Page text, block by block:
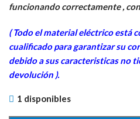
era:
es:
funcionando correctamente ,
( Todo el material eléctrico está
cualificado para garantizar su
debido a sus caracteristicas no
devolución ).
1 disponibles